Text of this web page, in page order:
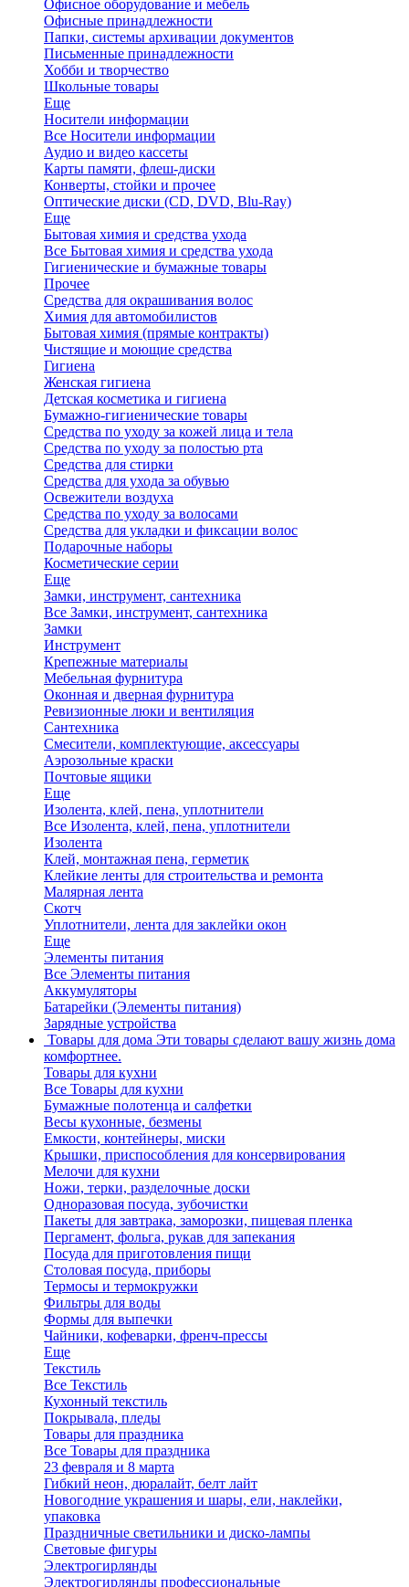
Офисное оборудование и мебель
Офисные принадлежности
Папки, системы архивации документов
Письменные принадлежности
Хобби и творчество
Школьные товары
Еще
Носители информации
Все Носители информации
Аудио и видео кассеты
Карты памяти, флеш-диски
Конверты, стойки и прочее
Оптические диски (CD, DVD, Blu-Ray)
Еще
Бытовая химия и средства ухода
Все Бытовая химия и средства ухода
Гигиенические и бумажные товары
Прочее
Средства для окрашивания волос
Химия для автомобилистов
Бытовая химия (прямые контракты)
Чистящие и моющие средства
Гигиена
Женская гигиена
Детская косметика и гигиена
Бумажно-гигиенические товары
Средства по уходу за кожей лица и тела
Средства по уходу за полостью рта
Средства для стирки
Средства для ухода за обувью
Освежители воздуха
Средства по уходу за волосами
Средства для укладки и фиксации волос
Подарочные наборы
Косметические серии
Еще
Замки, инструмент, сантехника
Все Замки, инструмент, сантехника
Замки
Инструмент
Крепежные материалы
Мебельная фурнитура
Оконная и дверная фурнитура
Ревизионные люки и вентиляция
Сантехника
Смесители, комплектующие, аксессуары
Аэрозольные краски
Почтовые ящики
Еще
Изолента, клей, пена, уплотнители
Все Изолента, клей, пена, уплотнители
Изолента
Клей, монтажная пена, герметик
Клейкие ленты для строительства и ремонта
Малярная лента
Скотч
Уплотнители, лента для заклейки окон
Еще
Элементы питания
Все Элементы питания
Аккумуляторы
Батарейки (Элементы питания)
Зарядные устройства
Товары для дома Эти товары сделают вашу жизнь дома
комфортнее.
Товары для кухни
Все Товары для кухни
Бумажные полотенца и салфетки
Весы кухонные, безмены
Емкости, контейнеры, миски
Крышки, приспособления для консервирования
Мелочи для кухни
Ножи, терки, разделочные доски
Одноразовая посуда, зубочистки
Пакеты для завтрака, заморозки, пищевая пленка
Пергамент, фольга, рукав для запекания
Посуда для приготовления пищи
Столовая посуда, приборы
Термосы и термокружки
Фильтры для воды
Формы для выпечки
Чайники, кофеварки, френч-прессы
Еще
Текстиль
Все Текстиль
Кухонный текстиль
Покрывала, пледы
Товары для праздника
Все Товары для праздника
23 февраля и 8 марта
Гибкий неон, дюралайт, белт лайт
Новогодние украшения и шары, ели, наклейки,
упаковка
Праздничные светильники и диско-лампы
Световые фигуры
Электрогирлянды
Электрогирлянды профессиональные